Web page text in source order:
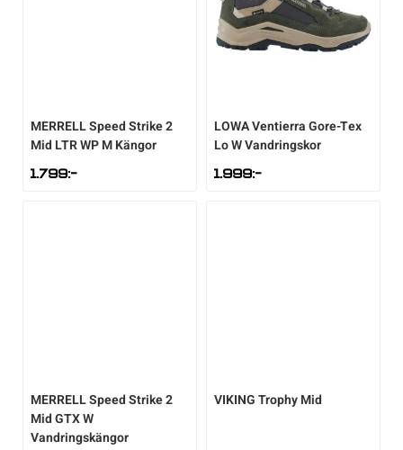
MERRELLSpeed Strike 2
Mid LTR WP M Kängor
1.799:-
LOWAVentierra Gore-Tex
Lo W Vandringskor
1.999:-
MERRELLSpeed Strike 2
Mid GTX W
Vandringskängor
VIKINGTrophy Mid